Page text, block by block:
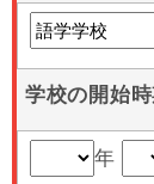
学校の開始
年